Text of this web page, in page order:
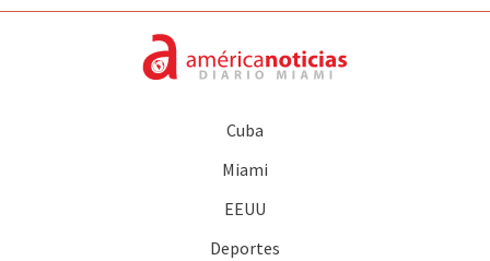
Cuba
Miami
EEUU
Deportes